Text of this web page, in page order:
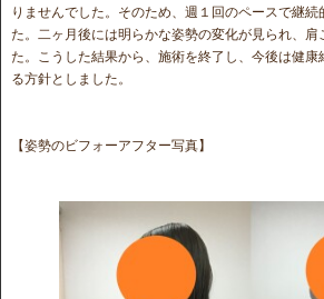
りませんでした。そのため、週１回のペースで継続
た。二ヶ月後には明らかな姿勢の変化が見られ、肩
た。こうした結果から、施術を終了し、今後は健
る方針としました。
【姿勢のビフォーアフター写真】